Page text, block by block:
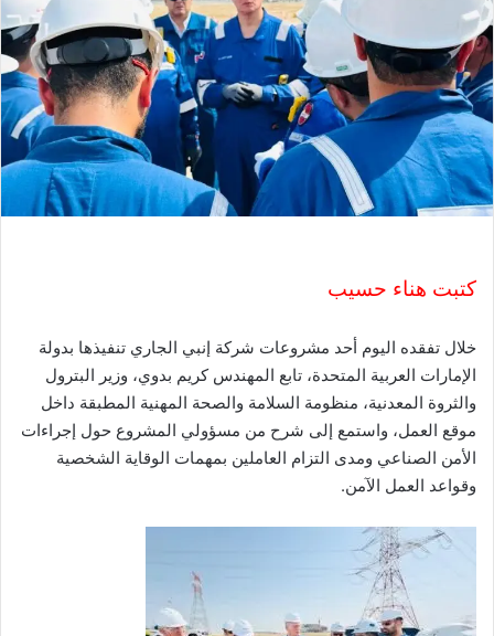
ر
د
ا
إ
ل
ك
كتبت هناء حسيب
خلال تفقده اليوم أحد مشروعات شركة إنبي الجاري تنفيذها بدولة
الإمارات العربية المتحدة، تابع المهندس كريم بدوي، وزير البترول
والثروة المعدنية، منظومة السلامة والصحة المهنية المطبقة داخل
موقع العمل، واستمع إلى شرح من مسؤولي المشروع حول إجراءات
الأمن الصناعي ومدى التزام العاملين بمهمات الوقاية الشخصية
وقواعد العمل الآمن.